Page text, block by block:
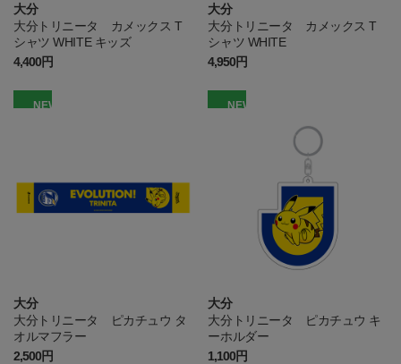
大分
大分トリニータ カメックス T
シャツ WHITE キッズ
4,400円
大分
大分トリニータ カメックス T
シャツ WHITE
4,950円
NEW
大分
大分トリニータ ピカチュウ タ
オルマフラー
2,500円
NEW
大分
大分トリニータ ピカチュウ キ
ーホルダー
1,100円